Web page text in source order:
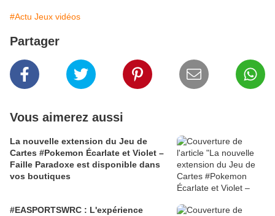
#Actu Jeux vidéos
Partager
Vous aimerez aussi
La nouvelle extension du Jeu de
Cartes #Pokemon Écarlate et Violet –
Faille Paradoxe est disponible dans
vos boutiques
#EASPORTSWRC : L'expérience